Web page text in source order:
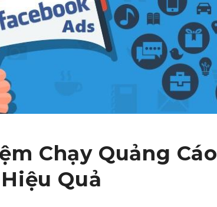
Chạy Quảng Cáo
Quả